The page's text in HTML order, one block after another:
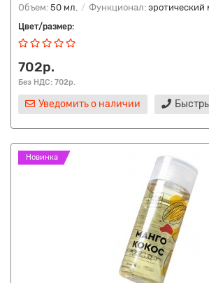
Объем: 50 мл. Функционал: эротический
Цвет/размер:
702р.
Без НДС: 702р.
Уведомить о наличии
Новинка